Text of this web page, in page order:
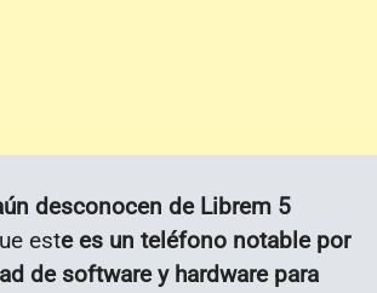
desconocen de Librem 5
este es un teléfono notable por
de software y hardware para